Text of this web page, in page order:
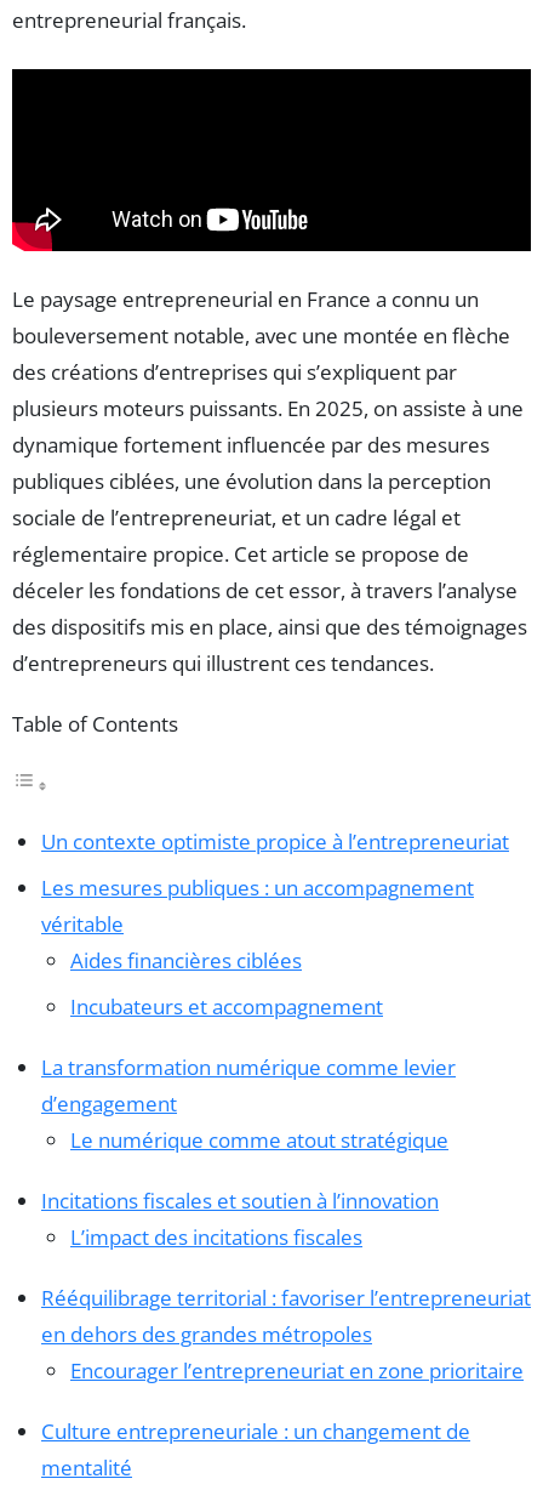
entrepreneurial français.
Le paysage entrepreneurial en France a connu un
bouleversement notable, avec une montée en flèche
des créations d’entreprises qui s’expliquent par
plusieurs moteurs puissants. En 2025, on assiste à une
dynamique fortement influencée par des mesures
publiques ciblées, une évolution dans la perception
sociale de l’entrepreneuriat, et un cadre légal et
réglementaire propice. Cet article se propose de
déceler les fondations de cet essor, à travers l’analyse
des dispositifs mis en place, ainsi que des témoignages
d’entrepreneurs qui illustrent ces tendances.
Table of Contents
Un contexte optimiste propice à l’entrepreneuriat
Les mesures publiques : un accompagnement
véritable
Aides financières ciblées
Incubateurs et accompagnement
La transformation numérique comme levier
d’engagement
Le numérique comme atout stratégique
Incitations fiscales et soutien à l’innovation
L’impact des incitations fiscales
Rééquilibrage territorial : favoriser l’entrepreneuriat
en dehors des grandes métropoles
Encourager l’entrepreneuriat en zone prioritaire
Culture entrepreneuriale : un changement de
mentalité